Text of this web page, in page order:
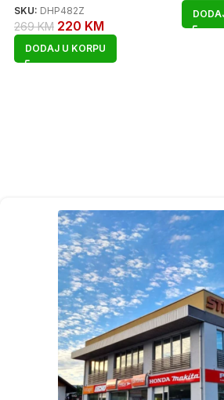
SKU: DHP482Z
269KM 220 KM
DODAJ U KORPU